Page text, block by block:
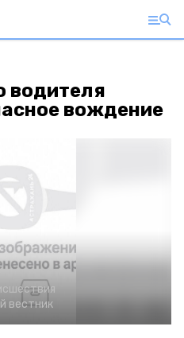
водителя
вождение
вестник